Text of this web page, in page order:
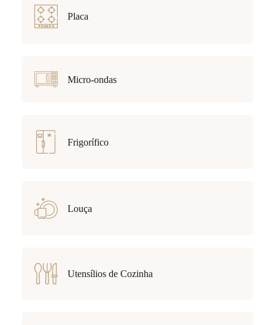
Placa
Micro-ondas
Frigorífico
Louça
Utensílios de Cozinha